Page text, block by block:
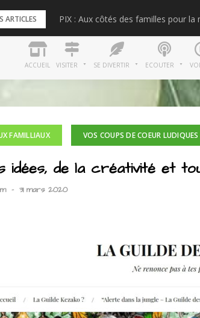
ARTICLES PIX : Aux côtés des familles pour la
ACCUEIL VISITER SE DIVERTIR ECOUTER
FAMILLIAUX VOS COUPS DE COEUR LUDIQUES
idées, de la créativité et
- 31 mars 2020